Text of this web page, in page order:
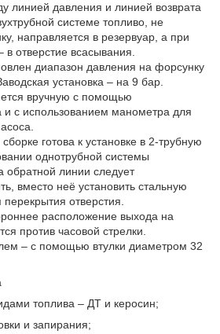
линией давления и линией возврата
системе топливо, не
направляется в резервуар, а при
отверстие всасывания.
диапазон давления на форсунку
установка – на 9 бар.
вручную с помощью
и с использованием манометра для
готова к установке в 2-трубную
однотрубной системы
обратной линии следует
вместо неё установить стальную
отверстия.
расположение выхода на
против часовой стрелки.
– с помощью втулки диаметром 32
топлива – ДТ и керосин;
и запирания;